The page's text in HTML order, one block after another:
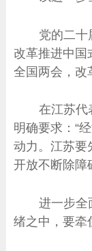
党的二十
改革推进中国
全国两会，改
在江苏代
明确要求：“
动力。江苏要
开放不断除障
进一步全
绪之中，要牵